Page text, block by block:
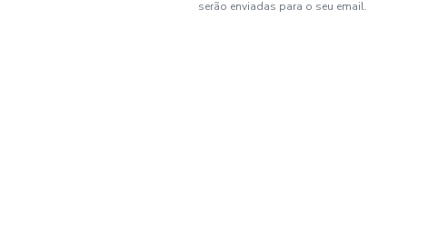
serão enviadas para o seu email.